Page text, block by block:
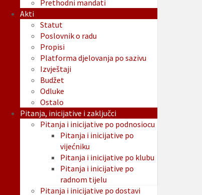
Prethodni mandati
Akti
Statut
Poslovnik o radu
Propisi
Platforma djelovanja po sazivu
Izvještaji
Budžet
Odluke
Ostalo
Pitanja, inicijative i zaključci
Pitanja i inicijative po podnosiocu
Pitanja i inicijative po
vijećniku
Pitanja i inicijative po klubu
Pitanja i inicijative po
radnom tijelu
Pitanja i inicijative po dostavi